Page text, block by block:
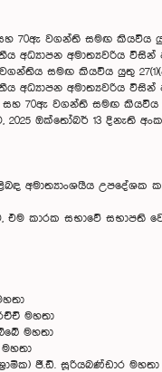
සහ 70ඇ වගන්ති සමඟ
අධ්‍යාපන අමාත්‍යවරිය විසින්
වගන්තිය සමඟ කියවිය යුතු
අධ්‍යාපන අමාත්‍යවරිය විසින්
සහ 70ඇ වගන්ති සමඟ
ඔක්තෝබර් 13 දිනැති
අමාත්‍යාංශයීය උපදේශක
එම කාරක සභාවේ සභාපති
මහතා
ආරච්චි මහතා
මහතා
තාහිර් මහතා
ජී.ඩී. සූරියබණ්ඩාර මහතා